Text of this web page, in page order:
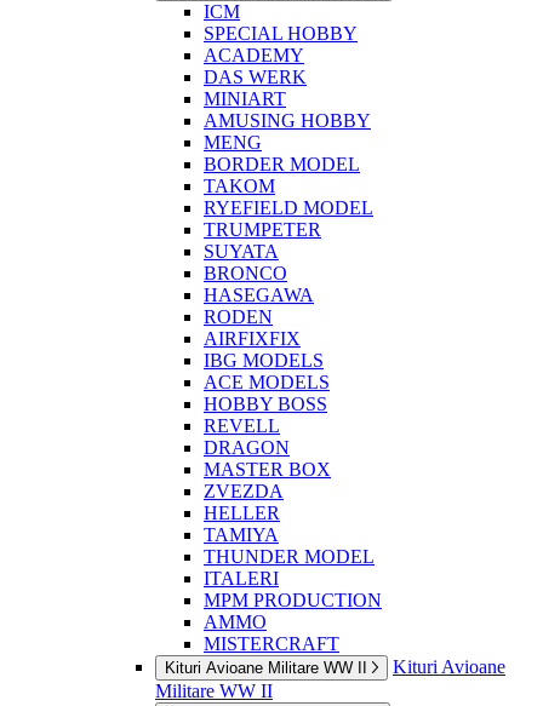
ICM
SPECIAL HOBBY
ACADEMY
DAS WERK
MINIART
AMUSING HOBBY
MENG
BORDER MODEL
TAKOM
RYEFIELD MODEL
TRUMPETER
SUYATA
BRONCO
HASEGAWA
RODEN
AIRFIXFIX
IBG MODELS
ACE MODELS
HOBBY BOSS
REVELL
DRAGON
MASTER BOX
ZVEZDA
HELLER
TAMIYA
THUNDER MODEL
ITALERI
MPM PRODUCTION
AMMO
MISTERCRAFT
Kituri Avioane Militare WW II
Kituri Avioane
Militare WW II